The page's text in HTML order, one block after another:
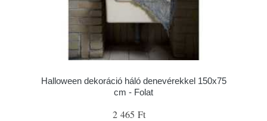
Halloween dekoráció háló denevérekkel 150x75
cm - Folat
2 465 Ft